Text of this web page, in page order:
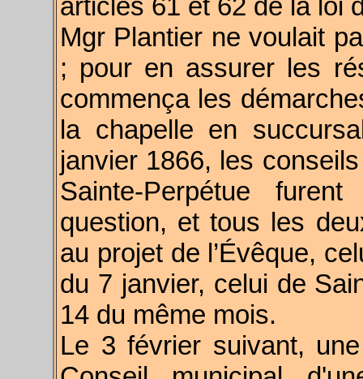
articles 61 et 62 de la loi
Mgr Plantier ne voulait
; pour en assurer les
commença les
la chapelle en
janvier 1866, les
Sainte-Perpétue
question, et tous les
au projet de l’Évêque,
du 7 janvier, celui de
14 du même mois.
Le 3 février suivant,